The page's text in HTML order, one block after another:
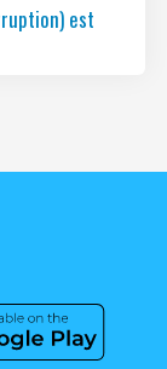
est